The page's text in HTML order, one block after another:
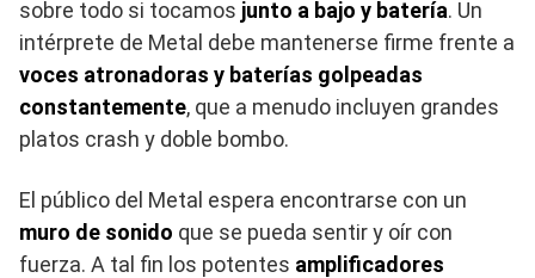
sobre todo si tocamos junto a bajo y batería. Un
intérprete de Metal debe mantenerse firme frente a
voces atronadoras y baterías golpeadas
constantemente, que a menudo incluyen grandes
platos crash y doble bombo.
El público del Metal espera encontrarse con un
muro de sonido que se pueda sentir y oír con
fuerza. A tal fin los potentes amplificadores